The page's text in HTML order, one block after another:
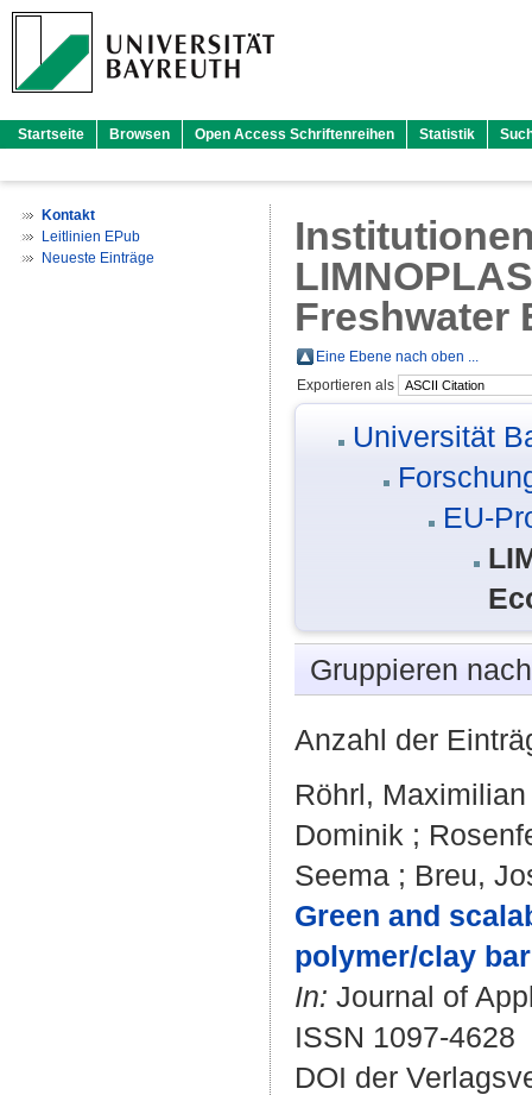
Startseite Browsen Open Access Schriftenreihen Statistik
Kontakt
Leitlinien EPub
Neueste Einträge
Freshwater
Eine Ebene nach oben ...
Exportieren als
Universität
EU-
Gruppieren
Anzahl der
Röhrl, Maximilian
Dominik ;
Seema ; Breu,
Green and
polymer/clay
In: Journal of
ISSN 1097-4628
DOI der